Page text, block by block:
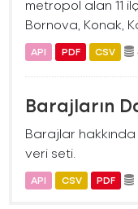
metropol alan 11
Bornova, Konak,
API PDF CSV
Barajların
Barajlar
veri seti.
API CSV PDF